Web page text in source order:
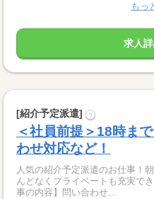
もっ
求人
[紹介予定派遣] ?
＜社員前提＞18時ま
わせ対応など！
人気の紹介予定派遣のお仕事！
んどなくプライベートも充実
事の内容】問い合わせ...